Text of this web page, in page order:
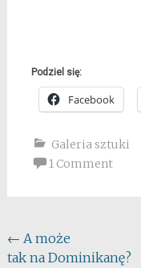
Podziel się:
Facebook
Galeria sztuki
1 Comment
Post
← A może
tak na Dominikanę?